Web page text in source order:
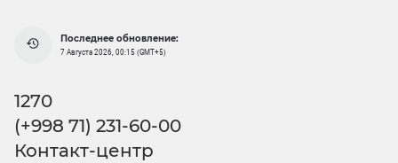
Последнее обновление:
7 Августа 2026, 00:15 (GMT+5)
1270
(+998 71) 231-60-00
Контакт-центр